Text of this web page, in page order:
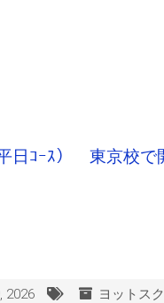
ｺｰｽ） 東京校で
2026 ヨットス